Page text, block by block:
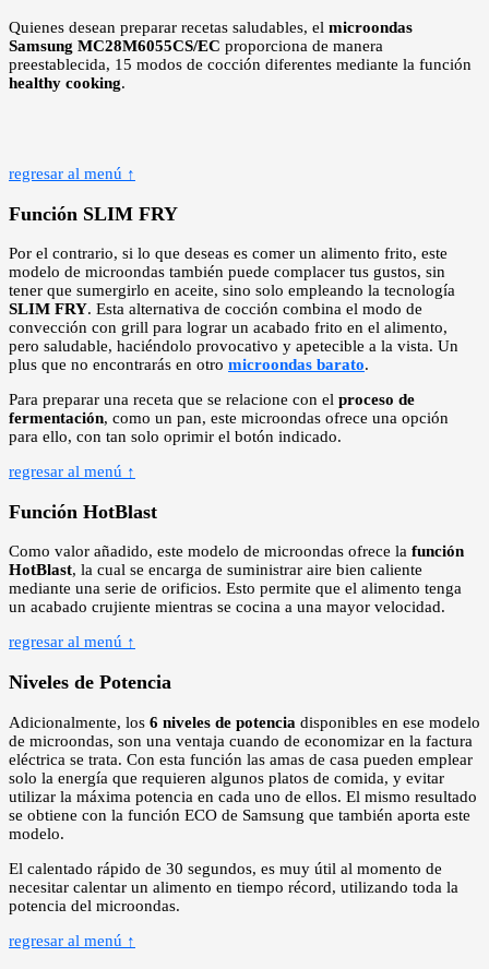
Quienes desean preparar recetas saludables, el microondas
Samsung MC28M6055CS/EC proporciona de manera
preestablecida, 15 modos de cocción diferentes mediante la función
healthy cooking.
regresar al menú ↑
Función SLIM FRY
Por el contrario, si lo que deseas es comer un alimento frito, este
modelo de microondas también puede complacer tus gustos, sin
tener que sumergirlo en aceite, sino solo empleando la tecnología
SLIM FRY. Esta alternativa de cocción combina el modo de
convección con grill para lograr un acabado frito en el alimento,
pero saludable, haciéndolo provocativo y apetecible a la vista. Un
plus que no encontrarás en otro microondas barato.
Para preparar una receta que se relacione con el proceso de
fermentación, como un pan, este microondas ofrece una opción
para ello, con tan solo oprimir el botón indicado.
regresar al menú ↑
Función HotBlast
Como valor añadido, este modelo de microondas ofrece la función
HotBlast, la cual se encarga de suministrar aire bien caliente
mediante una serie de orificios. Esto permite que el alimento tenga
un acabado crujiente mientras se cocina a una mayor velocidad.
regresar al menú ↑
Niveles de Potencia
Adicionalmente, los 6 niveles de potencia disponibles en ese modelo
de microondas, son una ventaja cuando de economizar en la factura
eléctrica se trata. Con esta función las amas de casa pueden emplear
solo la energía que requieren algunos platos de comida, y evitar
utilizar la máxima potencia en cada uno de ellos. El mismo resultado
se obtiene con la función ECO de Samsung que también aporta este
modelo.
El calentado rápido de 30 segundos, es muy útil al momento de
necesitar calentar un alimento en tiempo récord, utilizando toda la
potencia del microondas.
regresar al menú ↑